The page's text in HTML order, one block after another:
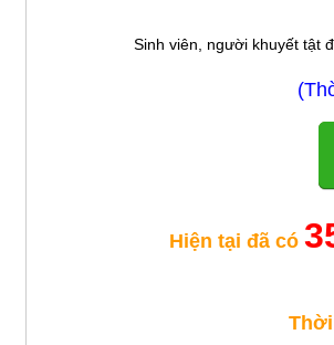
Sinh viên, người khuyết tật
Hiện tại đã có